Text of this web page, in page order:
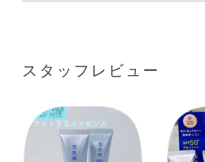
メチコン・ジエチルアミノヒドロキシベ
モニウムヘクトライト・ビスエチルヘキ
ールメトキシフェニルトリアジン・アカ
ス・クインスシードエキス・ゲットウ
スタッフレビュー